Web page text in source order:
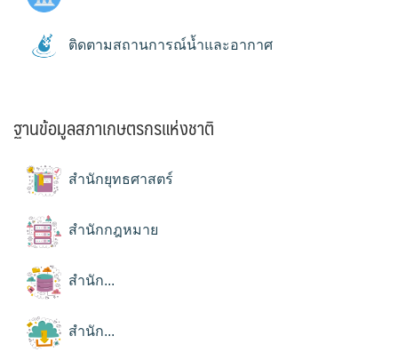
ติดตามสถานการณ์น้ำและอากาศ
ฐานข้อมูลสภาเกษตรกรแห่งชาติ
สำนักยุทธศาสตร์
สำนักกฎหมาย
สำนัก...
สำนัก...